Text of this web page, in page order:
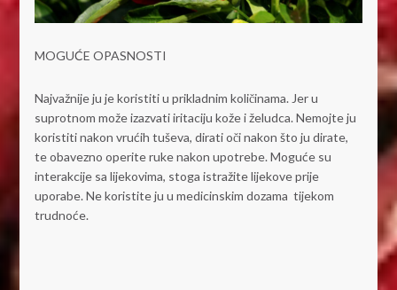
MOGUĆE OPASNOSTI
Najvažnije ju je koristiti u prikladnim količinama. Jer u
suprotnom može izazvati iritaciju kože i želudca. Nemojte ju
koristiti nakon vrućih tuševa, dirati oči nakon što ju dirate,
te obavezno operite ruke nakon upotrebe. Moguće su
interakcije sa lijekovima, stoga istražite lijekove prije
uporabe. Ne koristite ju u medicinskim dozama tijekom
trudnoće.